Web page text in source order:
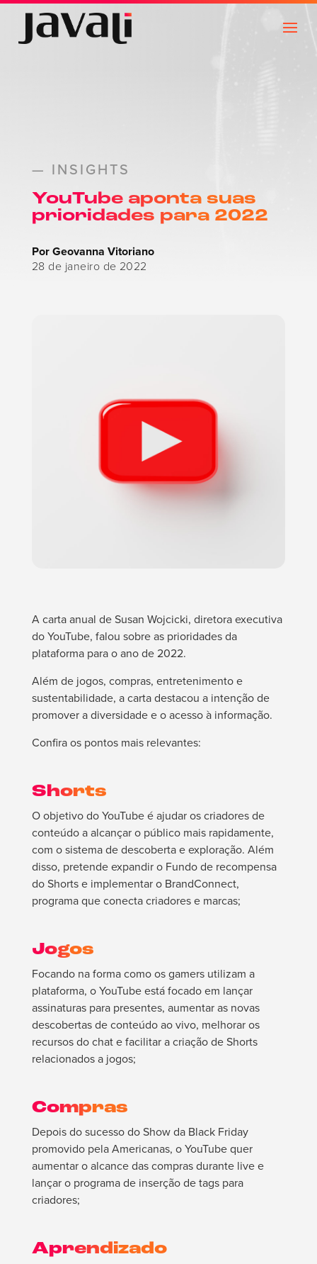
— INSIGHTS
YouTube aponta suas
prioridades para 2022
Por Geovanna Vitoriano
28 de janeiro de 2022
A carta anual de Susan Wojcicki, diretora executiva
do YouTube, falou sobre as prioridades da
plataforma para o ano de 2022.
Além de jogos, compras, entretenimento e
sustentabilidade, a carta destacou a intenção de
promover a diversidade e o acesso à informação.
Confira os pontos mais relevantes:
Shorts
O objetivo do YouTube é ajudar os criadores de
conteúdo a alcançar o público mais rapidamente,
com o sistema de descoberta e exploração. Além
disso, pretende expandir o Fundo de recompensa
do Shorts e implementar o BrandConnect,
programa que conecta criadores e marcas;
Jogos
Focando na forma como os gamers utilizam a
plataforma, o YouTube está focado em lançar
assinaturas para presentes, aumentar as novas
descobertas de conteúdo ao vivo, melhorar os
recursos do chat e facilitar a criação de Shorts
relacionados a jogos;
Compras
Depois do sucesso do Show da Black Friday
promovido pela Americanas, o YouTube quer
aumentar o alcance das compras durante live e
lançar o programa de inserção de tags para
criadores;
Aprendizado